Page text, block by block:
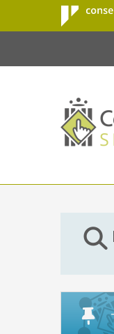
Saltar al contenido